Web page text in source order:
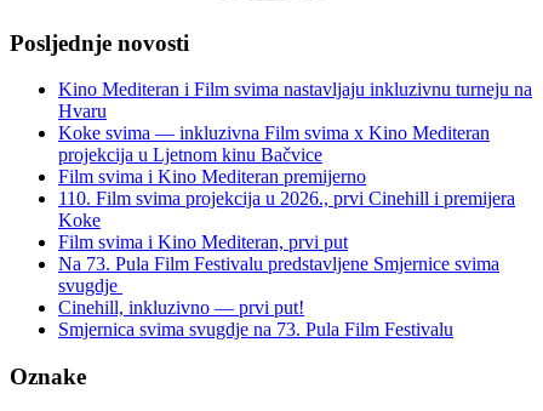
gostovanje
Gradskoj
knjižnici
Rijeka”
Posljednje novosti
Kino Mediteran i Film svima nastavljaju inkluzivnu turneju na
Hvaru
Koke svima — inkluzivna Film svima x Kino Mediteran
projekcija u Ljetnom kinu Bačvice
Film svima i Kino Mediteran premijerno
110. Film svima projekcija u 2026., prvi Cinehill i premijera
Koke
Film svima i Kino Mediteran, prvi put
Na 73. Pula Film Festivalu predstavljene Smjernice svima
svugdje
Cinehill, inkluzivno — prvi put!
Smjernica svima svugdje na 73. Pula Film Festivalu
Oznake